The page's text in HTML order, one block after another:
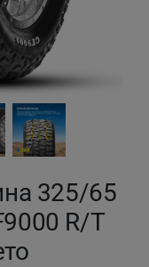
325/65
R/T